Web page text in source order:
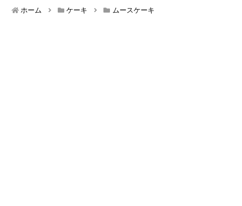
ホーム ケーキ ムースケーキ